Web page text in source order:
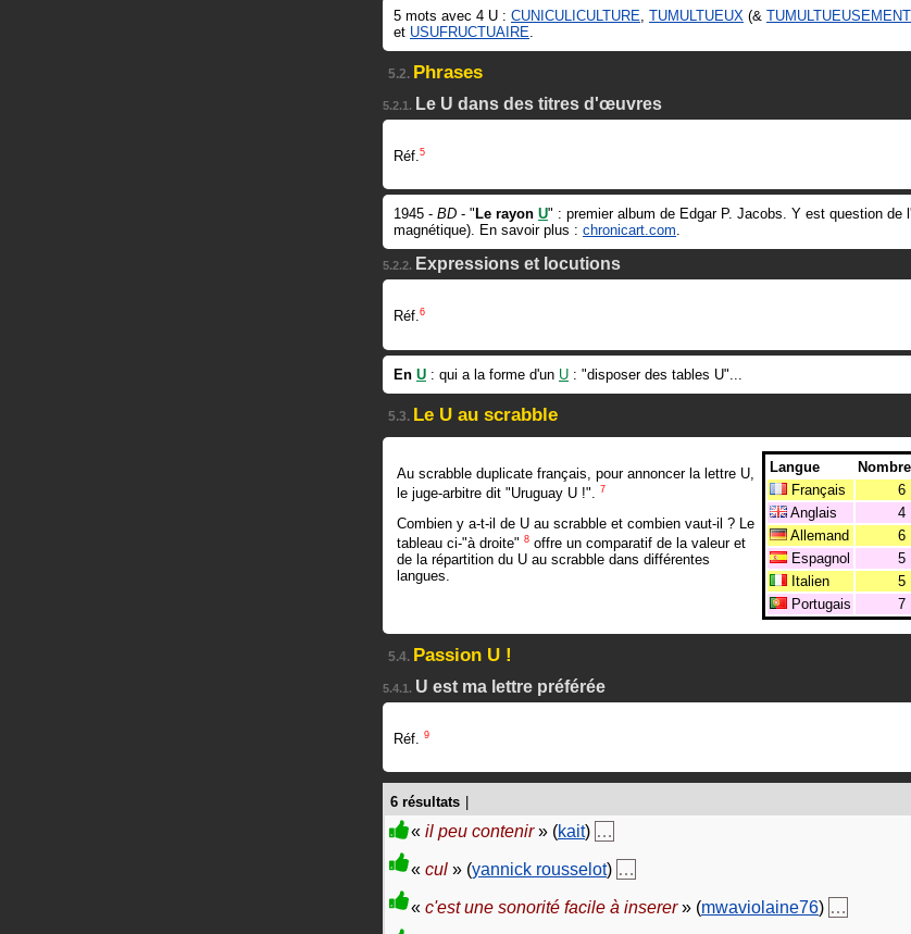
5 mots avec 4 U : CUNICULICULTURE TUMULTUEUX (& TUMULTUEUSEMENT
et USUFRUCTUAIRE
5.2. Phrases
5.2.1. Le U dans des titres d'œuvres
Réf.5
1945 - BD - " Le rayon U" : premier album de Edgar P. Jacobs. Y est question de
magnétique). En savoir plus : chronicart.com.
5.2.2. Expressions et locutions
Réf.6
En U : qui a la forme d'un U : "disposer des tables U"...
5.3. Le U au scrabble
Au scrabble duplicate français, pour annoncer la lettre U,
le juge-arbitre dit "Uruguay U !".
7
Combien y a-t-il de U au scrabble et combien vaut-il ? Le
tableau ci-"à droite" 8 offre un comparatif de la valeur et
de la répartition du U au scrabble dans différentes
langues.
Langue
Français
6
Anglais
4
Allemand
6
Espagnol
5
Italien
5
Portugais
7
5.4. Passion U !
5.4.1. U est ma lettre préférée
Réf. 9
6 résultats
« il peu contenir» (kait) …
« cul » (yannick rousselot) …
« c'est une sonorité facile à inserer» (mwaviolaine76) …